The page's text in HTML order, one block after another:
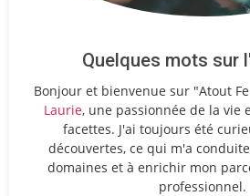
Quelques mots sur
Bonjour et bienvenue sur "Atout
Laurie, une passionnée de la vie
facettes. J'ai toujours été
découvertes, ce qui m'a
domaines et à enrichir mon
professionnel.